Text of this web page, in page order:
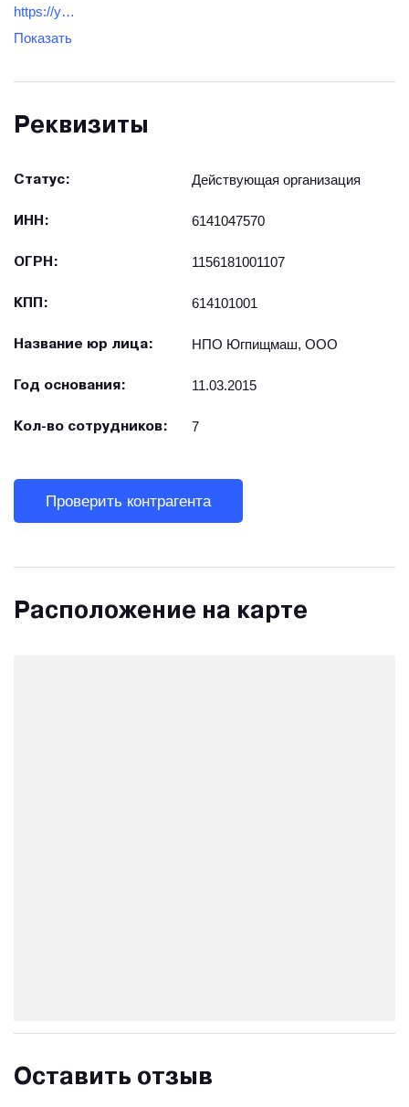
https://ypmash.ru/
Показать
Реквизиты
Статус: Действующая организация
ИНН: 6141047570
ОГРН: 1156181001107
КПП: 614101001
Название юр лица: НПО Югпищмаш, ООО
Год основания: 11.03.2015
Кол-во сотрудников: 7
Проверить контрагента
Расположение на карте
Оставить отзыв